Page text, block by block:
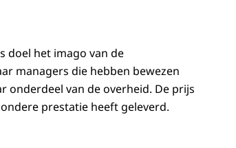
doel het imago van de
managers die hebben bewezen
onderdeel van de overheid. De prijs
prestatie heeft geleverd.